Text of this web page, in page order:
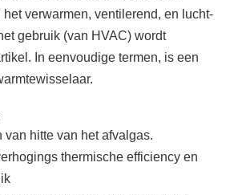
het verwarmen, ventilerend, en lucht-
gebruik (van HVAC) wordt
In eenvoudige termen, is een
van hitte van het afvalgas.
thermische efficiency en